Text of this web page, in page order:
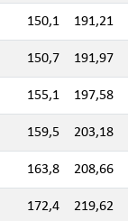
150,1 191,21
150,7 191,97
155,1 197,58
159,5 203,18
163,8 208,66
172,4 219,62